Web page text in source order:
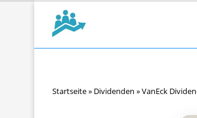
Startseite» Dividenden »VanEck